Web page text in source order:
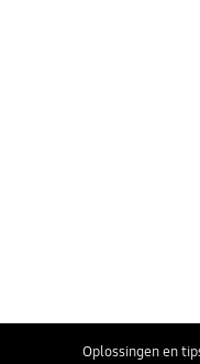
Oplossingen en